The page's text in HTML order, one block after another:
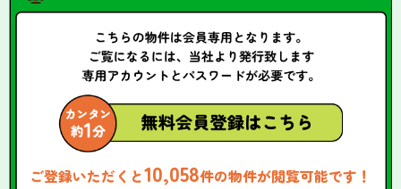
ご登録いただくと10,058件の物件が閲覧可能です！